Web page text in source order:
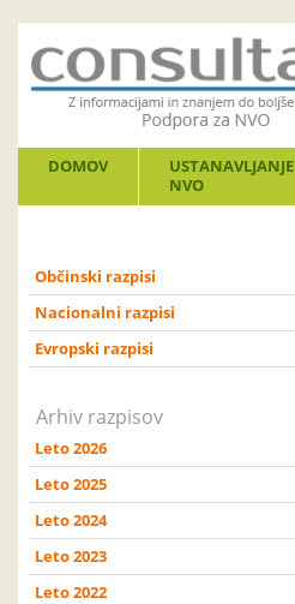
DOMOV
USTANAVLJANJE
NVO
Občinski razpisi
Nacionalni razpisi
Evropski razpisi
Arhiv razpisov
Leto 2026
Leto 2025
Leto 2024
Leto 2023
Leto 2022